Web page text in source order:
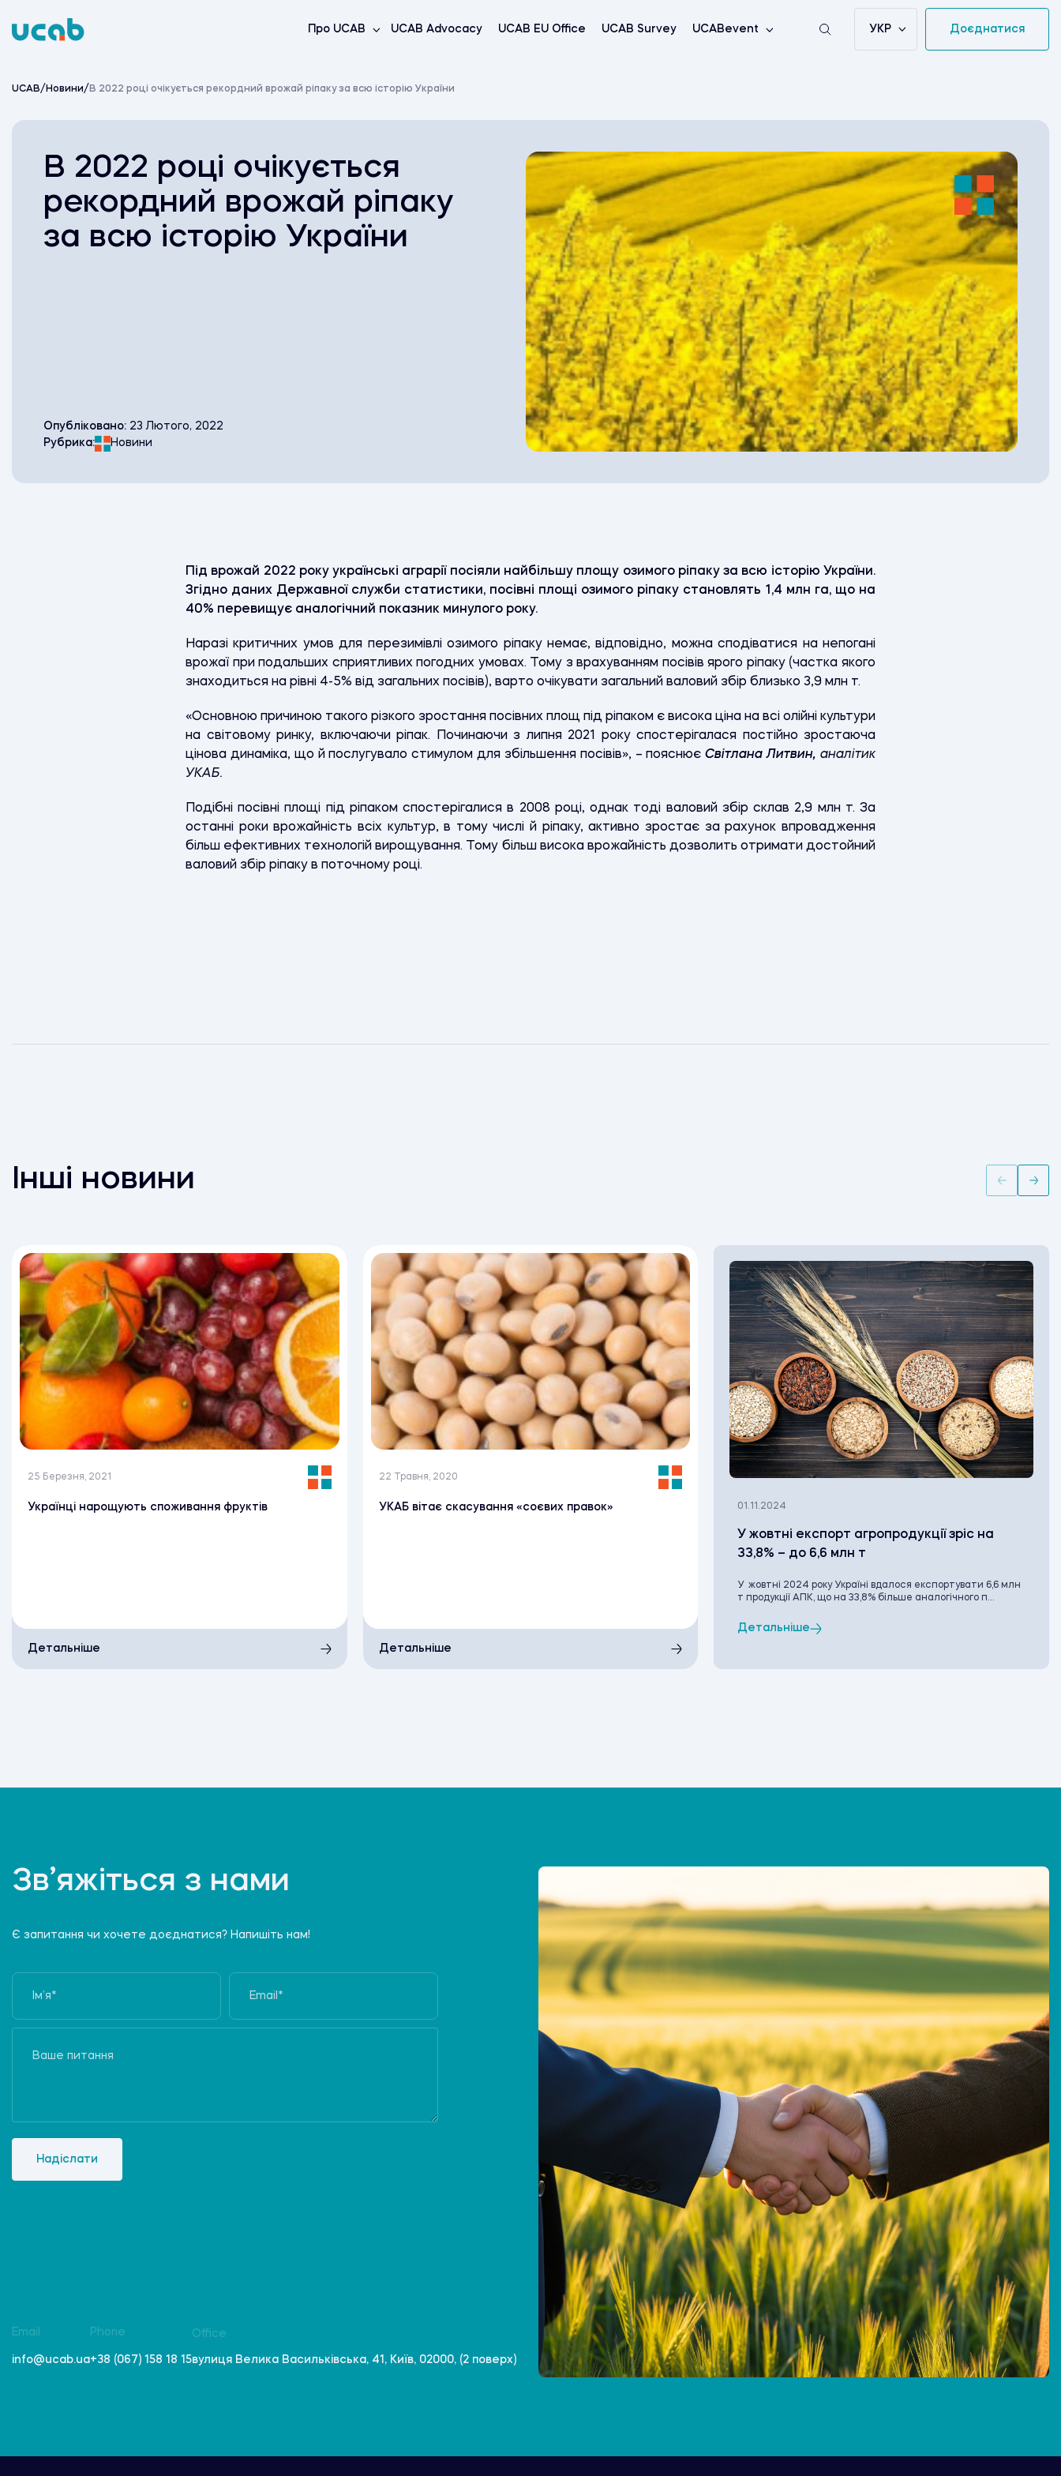
to
Про UCAB UCAB Advocacy UCAB EU Office UCAB Survey UCABevent УКР Доєднатися
UCAB/ Новини/ В 2022 році очікується рекордний врожай ріпаку за всю історію України
В 2022 році очікується
рекордний врожай ріпаку
за всю історію України
Опубліковано: 23 Лютого, 2022
Рубрика:
Новини
Під врожай 2022 року українські аграрії посіяли найбільшу площу озимого ріпаку за всю історію України.
Згідно даних Державної служби статистики, посівні площі озимого ріпаку становлять 1,4 млн га, що на
40% перевищує аналогічний показник минулого року.
Наразі критичних умов для перезимівлі озимого ріпаку немає, відповідно, можна сподіватися на непогані
врожаї при подальших сприятливих погодних умовах. Тому з врахуванням посівів ярого ріпаку (частка якого
знаходиться на рівні 4-5% від загальних посівів), варто очікувати загальний валовий збір близько 3,9 млн т.
«Основною причиною такого різкого зростання посівних площ під ріпаком є висока ціна на всі олійні культури
на світовому ринку, включаючи ріпак. Починаючи з липня 2021 року спостерігалася постійно зростаюча
цінова динаміка, що й послугувало стимулом для збільшення посівів», – пояснюєСвітлана Литвин, аналітик
УКАБ.
Подібні посівні площі під ріпаком спостерігалися в 2008 році, однак тоді валовий збір склав 2,9 млн т. За
останні роки врожайність всіх культур, в тому числі й ріпаку, активно зростає за рахунок впровадження
більш ефективних технологій вирощування. Тому більш висока врожайність дозволить отримати достойний
валовий збір ріпаку в поточному році.
Інші новини
25 Березня, 2021
Українці нарощують споживання фруктів
Детальніше
22 Травня, 2020
УКАБ вітає скасування «соєвих правок»
Детальніше
01.11.2024
У жовтні експорт агропродукції зріс на
33,8% – до 6,6 млн т
У жовтні 2024 року Україні вдалося експортувати 6,6 млн
т продукції АПК, що на 33,8% більше аналогічного п...
Детальніше
Зв’яжіться з нами
Є запитання чи хочете доєднатися? Напишіть нам!
Надіслати
Email
info@ucab.ua
Phone
+38 (067) 158 18 15
Office
вулиця Велика Васильківська, 41, Київ, 02000, (2 поверх)